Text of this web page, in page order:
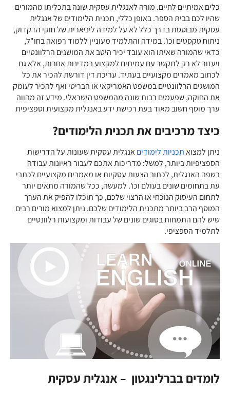
כלים אמיתיים לחיים. מורה לאנגלית עסקית שונה בתכליתו מהמורים
שהיו לכם בבית הספר. באופן כללי, תכנית הלימודים של אנגלית
עסקית מבוססת בדרך כלל לא על למידה ליניארית של חוקי הדקדוק,
ניתוח טקסטים וכו'. במידה והתלמיד מעוניין ללמוד רפואה בחו"ל,
כדאי שהמורה שאיתו הוא עובד יכיר היטב את המושגים הרלוונטיים
ויעזור לא רק לתקשר עם עמיתים למקצוע במדינות אחרות, אלא גם
לכתוב מאמרים מקצועיים בעתיד. עריכת דין דורשת להכיר את כל
המושגים הרלוונטיים במשפט האמריקאי או הבריטי ואף להכיר לעומק
את החוקה, שפעמים רבות שונה מהמשפט הישראלי. מידע זה מהווה
ערך מוסף חשוב מאוד בעת רכישת ידע באנגלית מקצועית וספציפית
כיצד מרכיבים את תכנית הלימודים?
ניתן למצואתכניות לימודיםאנגלית עסקית שעונות על הדרישות
הספציפיות ביותר, למשל: מדריכות אתכם לעבור ראיונות עבודה
בשפה האנגלית, לכתוב הצעות עסקיות או מאמרים מקצועיים לכתבי
עת בתחומים שונים בעולם וכו'. למעשה, ככל שהמורה מתאים יותר
לתחום העיסוק הנוכחי או הרצוי שלכם, כך תוכלו להפיק את הערך
המוסף הרב ביותר מתכנית הלימודים שלכם. ניתן למצוא מורים רבים
שיש להם התמחות בסוגים שונים של עבודות ומקצועות רלוונטיים
לתלמיד הספציפי.
לומדים בברלינגטון – אנגלית עסקית